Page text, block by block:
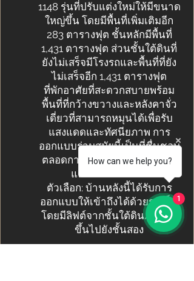
1148รุ่นที่ปรับแต่งใหม่ให้มีขนาด
ใหญ่ขึ้น โดยมีพื้นที่เพิ่มเติมอีก
283 ตารางฟุต ชั้นหลักมีพื้นที่
1,431 ตารางฟุต ส่วนชั้นใต้ดินที่
ยังไม่เสร็จมีโรงรถและพื้นที่ที่ยัง
ไม่เสร็จอีก 1,431 ตารางฟุต
ที่พักอาศัยที่สะดวกสบายพร้อม
พื้นที่ที่กว้างขวางและหลังคาจั่ว
เดี่ยวที่สามารถหมุนได้เพื่อรับ
แสงแดดและทัศนียภาพ การ
ออกแบบร่วมสมัยนี้เป็นที่ชื่นชอบ
ตลอดกาลโดยมีห้องนอน 2 ห้อง
และห้องน้ำ 2 ห้อง
ตัวเลือก: บ้านหลังนี้ได้รับการ
ออกแบบให้เข้าถึงได้ด้วยรถเข็น
โดยมีลิฟต์จากชั้นใต้ดิน/โรงรถ
ขึ้นไปยังชั้นสอง
How can we help you?
1